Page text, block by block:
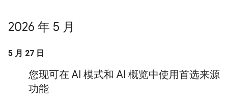
2026 年 5 月
5 月 27 日
您现可在 AI 模式和 AI 概览中使用首选来源
功能